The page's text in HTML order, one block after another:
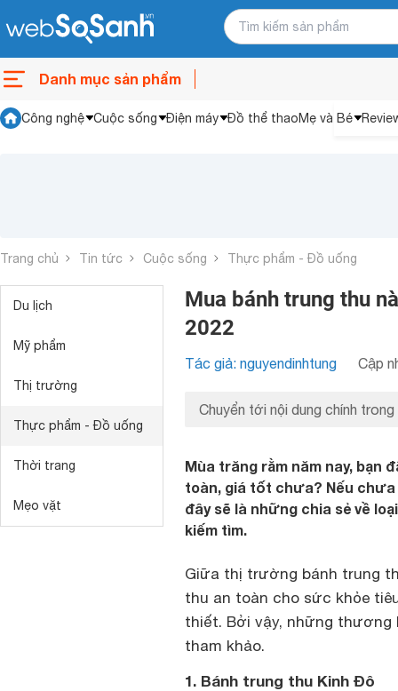
Danh mục sản phẩm
Công nghệ Cuộc sống Điện máy Đồ thể thaoMẹ và Bé
Trang chủ Tin tức Cuộc sống Thực phẩm - Đồ uống
Du lịch
Mỹ phẩm
Thị trường
Thực phẩm - Đồ uống
Thời trang
Mẹo vặt
Mua bánh trung thu
2022
Tác giả: nguyendinhtung Cập
Chuyển tới nội dung chính trong
Mùa trăng rằm năm nay,
toàn, giá tốt chưa? Nếu
đây sẽ là những chia sẻ về
kiếm tìm.
Giữa thị trường bánh trung
thu an toàn cho sức khỏe
thiết. Bởi vậy, những thương
tham khảo.
1. Bánh trung thu Kinh Đô